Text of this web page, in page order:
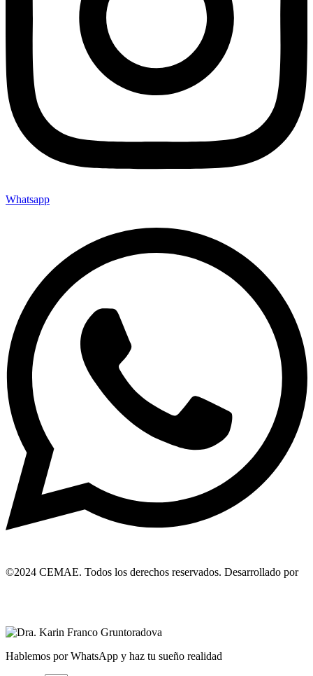
Whatsapp
©2024 CEMAE. Todos los derechos reservados. Desarrollado por
Hablemos por WhatsApp y haz tu sueño realidad